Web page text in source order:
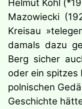
Helmut Kohl
Mazowiecki
Kreisau
damals dazu
Berg sicher
oder ein
polnischen
Geschichte